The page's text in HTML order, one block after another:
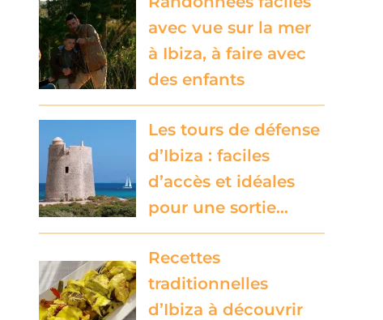
avec vue sur la mer
à Ibiza, à faire avec
des enfants
Les tours de défense
d’Ibiza : faciles
d’accès et idéales
pour une sortie…
Recettes
traditionnelles
d’Ibiza à découvrir